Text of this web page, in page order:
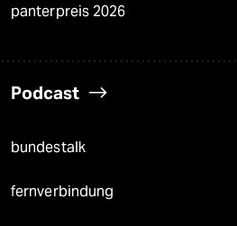
panterpreis 2026
Podcast
bundestalk
fernverbindung